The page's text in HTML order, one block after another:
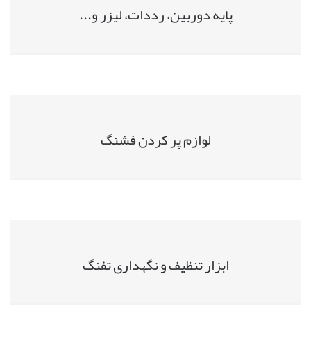
پایه دوربین، رددات، لیزر و...
لوازم پر کردن فشنگ
ابزار تنظیف و نگهداری تفنگ